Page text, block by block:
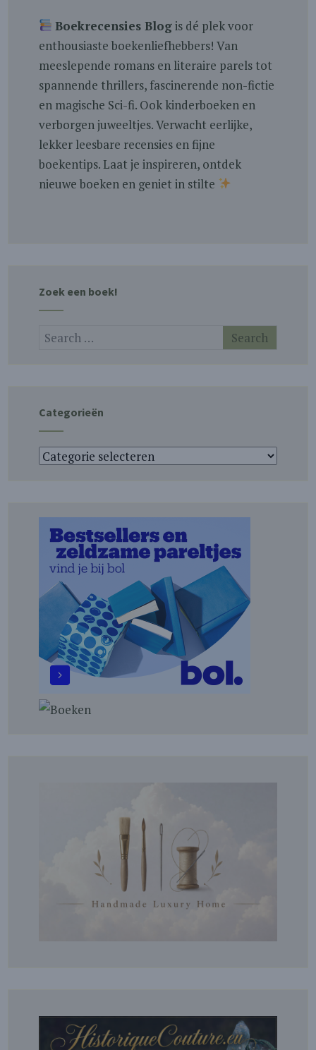
Boekrecensies Blogis dé plek voor
enthousiaste boekenliefhebbers! Van
meeslepende romans en literaire parels tot
spannende thrillers, fascinerende non-fictie
en magische Sci-fi. Ook kinderboeken en
verborgen juweeltjes. Verwacht eerlijke,
lekker leesbare recensies en fijne
boekentips. Laat je inspireren, ontdek
nieuwe boeken en geniet in stilte
Zoek een boek!
Categorieën
Categorieën